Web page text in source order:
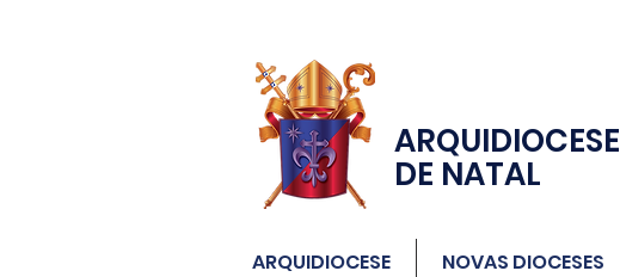
ARQUIDIOCESE
DE NATAL
ARQUIDIOCESE NOVAS DIOCESES